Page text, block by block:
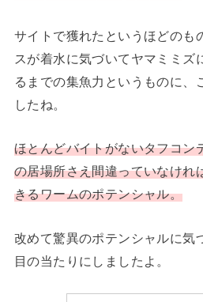
サイトで獲れたというほどのも
スが着水に気づいてヤマミミズ
るまでの集魚力というものに、
したね。
ほとんどバイトがないタフコン
の居場所さえ間違っていなけれ
きるワームのポテンシャル。
改めて驚異のポテンシャルに気
目の当たりにしましたよ。